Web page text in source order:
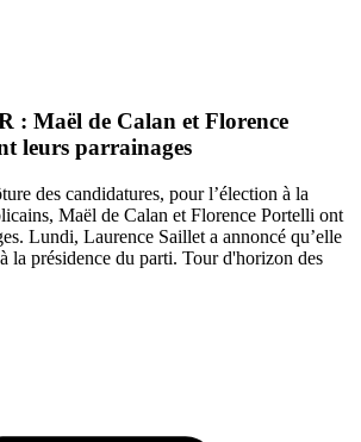
: Maël de Calan et Florence
leurs parrainages
des candidatures, pour l’élection à la
Maël de Calan et Florence Portelli ont
Lundi, Laurence Saillet a annoncé qu’elle
la présidence du parti. Tour d'horizon des